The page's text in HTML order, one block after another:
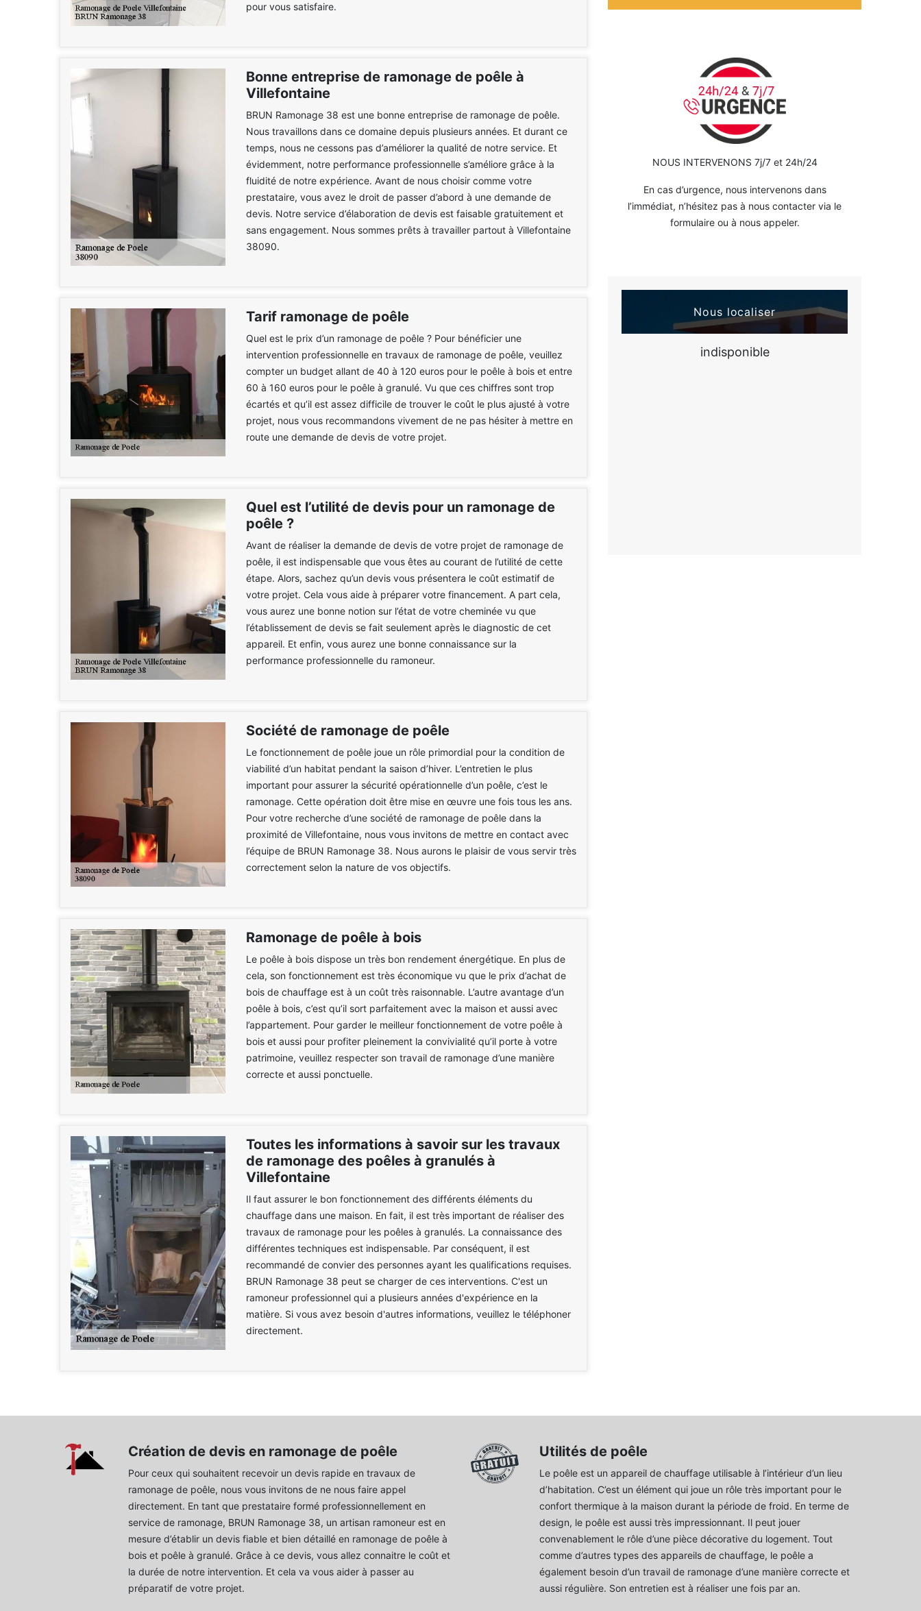
pour vous satisfaire.
Bonne entreprise de ramonage de poêle à
Villefontaine
BRUN Ramonage 38 est une bonne entreprise de ramonage de poêle.
Nous travaillons dans ce domaine depuis plusieurs années. Et durant ce
temps, nous ne cessons pas d’améliorer la qualité de notre service. Et
évidemment, notre performance professionnelle s’améliore grâce à la
fluidité de notre expérience. Avant de nous choisir comme votre
prestataire, vous avez le droit de passer d’abord à une demande de
devis. Notre service d’élaboration de devis est faisable gratuitement et
sans engagement. Nous sommes prêts à travailler partout à Villefontaine
38090.
Tarif ramonage de poêle
Quel est le prix d’un ramonage de poêle ? Pour bénéficier une
intervention professionnelle en travaux de ramonage de poêle, veuillez
compter un budget allant de 40 à 120 euros pour le poêle à bois et entre
60 à 160 euros pour le poêle à granulé. Vu que ces chiffres sont trop
écartés et qu’il est assez difficile de trouver le coût le plus ajusté à votre
projet, nous vous recommandons vivement de ne pas hésiter à mettre en
route une demande de devis de votre projet.
Quel est l’utilité de devis pour un ramonage de
poêle ?
Avant de réaliser la demande de devis de votre projet de ramonage de
poêle, il est indispensable que vous êtes au courant de l’utilité de cette
étape. Alors, sachez qu’un devis vous présentera le coût estimatif de
votre projet. Cela vous aide à préparer votre financement. A part cela,
vous aurez une bonne notion sur l’état de votre cheminée vu que
l’établissement de devis se fait seulement après le diagnostic de cet
appareil. Et enfin, vous aurez une bonne connaissance sur la
performance professionnelle du ramoneur.
Société de ramonage de poêle
Le fonctionnement de poêle joue un rôle primordial pour la condition de
viabilité d’un habitat pendant la saison d’hiver. L’entretien le plus
important pour assurer la sécurité opérationnelle d’un poêle, c’est le
ramonage. Cette opération doit être mise en œuvre une fois tous les ans.
Pour votre recherche d’une société de ramonage de poêle dans la
proximité de Villefontaine, nous vous invitons de mettre en contact avec
l’équipe de BRUN Ramonage 38. Nous aurons le plaisir de vous servir très
correctement selon la nature de vos objectifs.
Ramonage de poêle à bois
Le poêle à bois dispose un très bon rendement énergétique. En plus de
cela, son fonctionnement est très économique vu que le prix d’achat de
bois de chauffage est à un coût très raisonnable. L’autre avantage d’un
poêle à bois, c’est qu’il sort parfaitement avec la maison et aussi avec
l’appartement. Pour garder le meilleur fonctionnement de votre poêle à
bois et aussi pour profiter pleinement la convivialité qu’il porte à votre
patrimoine, veuillez respecter son travail de ramonage d’une manière
correcte et aussi ponctuelle.
Toutes les informations à savoir sur les travaux
de ramonage des poêles à granulés à
Villefontaine
Il faut assurer le bon fonctionnement des différents éléments du
chauffage dans une maison. En fait, il est très important de réaliser des
travaux de ramonage pour les poêles à granulés. La connaissance des
différentes techniques est indispensable. Par conséquent, il est
recommandé de convier des personnes ayant les qualifications requises.
BRUN Ramonage 38 peut se charger de ces interventions. C'est un
ramoneur professionnel qui a plusieurs années d'expérience en la
matière. Si vous avez besoin d'autres informations, veuillez le téléphoner
directement.
NOUS INTERVENONS 7j/7 et 24h/24
En cas d’urgence, nous intervenons dans
l’immédiat, n’hésitez pas à nous contacter via le
formulaire ou à nous appeler.
Nous localiser
indisponible
Création de devis en ramonage de poêle
Pour ceux qui souhaitent recevoir un devis rapide en travaux de
ramonage de poêle, nous vous invitons de ne nous faire appel
directement. En tant que prestataire formé professionnellement en
service de ramonage, BRUN Ramonage 38, un artisan ramoneur est en
mesure d’établir un devis fiable et bien détaillé en ramonage de poêle à
bois et poêle à granulé. Grâce à ce devis, vous allez connaitre le coût et
la durée de notre intervention. Et cela va vous aider à passer au
préparatif de votre projet.
Utilités de poêle
Le poêle est un appareil de chauffage utilisable à l’intérieur d’un lieu
d’habitation. C’est un élément qui joue un rôle très important pour le
confort thermique à la maison durant la période de froid. En terme de
design, le poêle est aussi très impressionnant. Il peut jouer
convenablement le rôle d’une pièce décorative du logement. Tout
comme d’autres types des appareils de chauffage, le poêle a
également besoin d’un travail de ramonage d’une manière correcte et
aussi régulière. Son entretien est à réaliser une fois par an.